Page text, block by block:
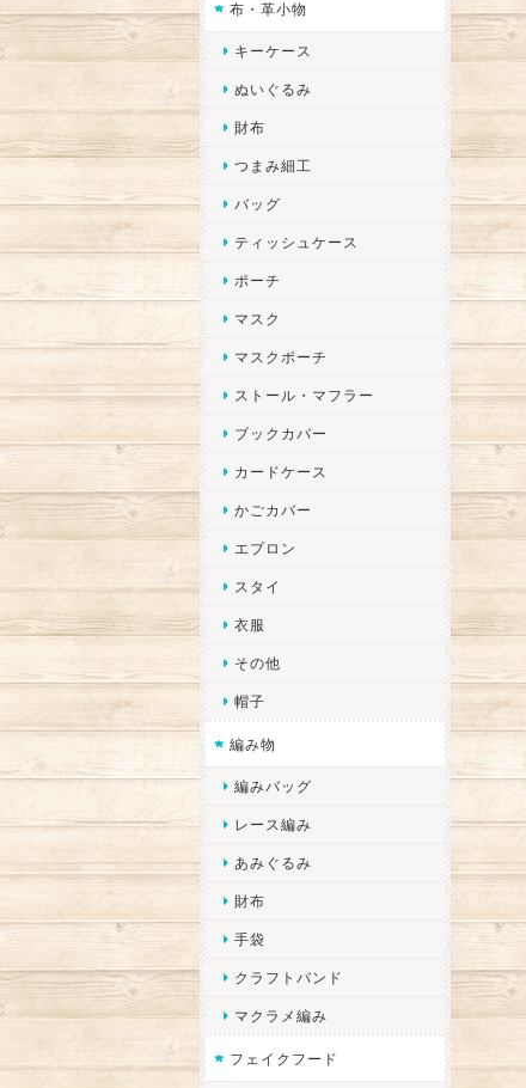
布・革小物
キーケース
ぬいぐるみ
財布
つまみ細工
バッグ
ティッシュケース
ポーチ
マスク
マスクポーチ
ストール・マフラー
ブックカバー
カードケース
かごカバー
エプロン
スタイ
衣服
その他
帽子
編み物
編みバッグ
レース編み
あみぐるみ
財布
手袋
クラフトバンド
マクラメ編み
フェイクフード